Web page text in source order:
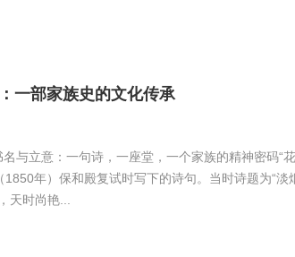
一部家族史的文化传承
名与立意：一句诗，一座堂，一个家族的精神密码
1850年）保和殿复试时写下的诗句。当时诗题为“
天时尚艳...